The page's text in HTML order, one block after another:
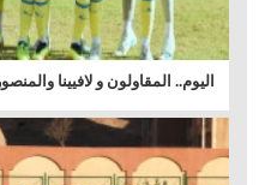
اليوم.. المقاولون و لافيينا